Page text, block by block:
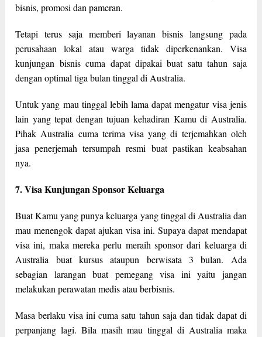
bisnis, promosi dan pameran.
Tetapi terus saja memberi layanan bisnis langsung pada
perusahaan lokal atau warga tidak diperkenankan. Visa
kunjungan bisnis cuma dapat dipakai buat satu tahun saja
dengan optimal tiga bulan tinggal di Australia.
Untuk yang mau tinggal lebih lama dapat mengatur visa jenis
lain yang tepat dengan tujuan kehadiran Kamu di Australia.
Pihak Australia cuma terima visa yang di terjemahkan oleh
jasa penerjemah tersumpah resmi buat pastikan keabsahan
nya.
7. Visa Kunjungan Sponsor Keluarga
Buat Kamu yang punya keluarga yang tinggal di Australia dan
mau menengok dapat ajukan visa ini. Supaya dapat mendapat
visa ini, maka mereka perlu meraih sponsor dari keluarga di
Australia buat kursus ataupun berwisata 3 bulan. Ada
sebagian larangan buat pemegang visa ini yaitu jangan
melakukan perawatan medis atau berbisnis.
Masa berlaku visa ini cuma satu tahun saja dan tidak dapat di
perpanjang lagi. Bila masih mau tinggal di Australia maka